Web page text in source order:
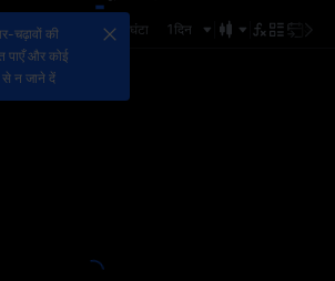
15मिनट 4घंटा 1दिन
चढ़ावों की
पाएँ और कोई
से न जाने दें